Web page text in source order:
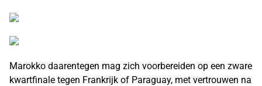
Marokko daarentegen mag zich voorbereiden op een zware
kwartfinale tegen Frankrijk of Paraguay, met vertrouwen na